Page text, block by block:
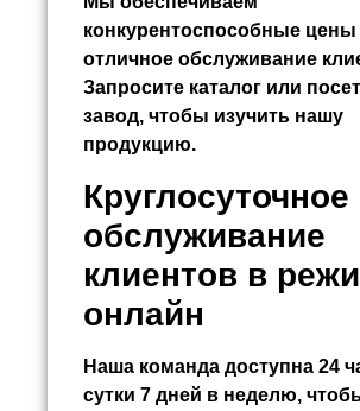
конкурентоспособные цены
отличное обслуживание
Запросите каталог или
завод, чтобы изучить нашу
продукцию.
Круглосуточное
обслуживание
клиентов в
онлайн
Наша команда доступна 24
сутки 7 дней в неделю,